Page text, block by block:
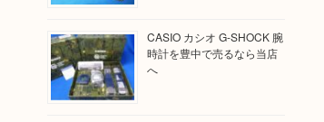
CASIO カシオ G-SHOCK 腕
時計を豊中で売るなら当店
へ